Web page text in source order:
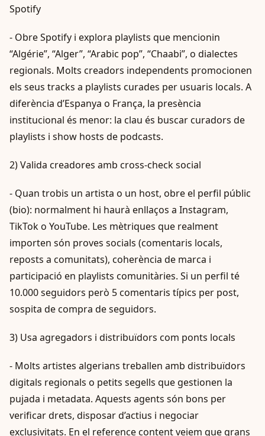
Spotify
- Obre Spotify i explora playlists que mencionin
“Algérie”, “Alger”, “Arabic pop”, “Chaabi”, o dialectes
regionals. Molts creadors independents promocionen
els seus tracks a playlists curades per usuaris locals. A
diferència d’Espanya o França, la presència
institucional és menor: la clau és buscar curadors de
playlists i show hosts de podcasts.
2) Valida creadores amb cross-check social
- Quan trobis un artista o un host, obre el perfil públic
(bio): normalment hi haurà enllaços a Instagram,
TikTok o YouTube. Les mètriques que realment
importen són proves socials (comentaris locals,
reposts a comunitats), coherència de marca i
participació en playlists comunitàries. Si un perfil té
10.000 seguidors però 5 comentaris típics per post,
sospita de compra de seguidors.
3) Usa agregadors i distribuïdors com ponts locals
- Molts artistes algerians treballen amb distribuïdors
digitals regionals o petits segells que gestionen la
pujada i metadata. Aquests agents són bons per
verificar drets, disposar d’actius i negociar
exclusivitats. En el reference content veiem que grans